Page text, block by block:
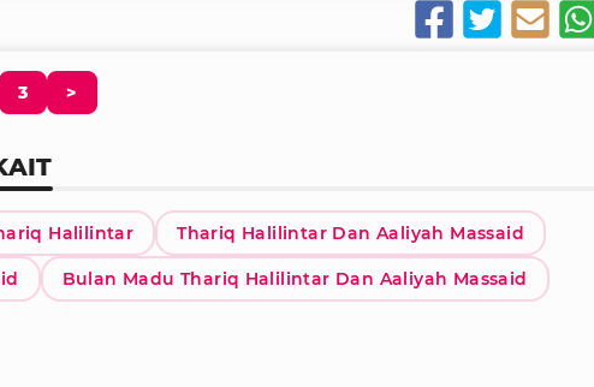
3 >
Halilintar Thariq Halilintar Dan Aaliyah Massaid
Bulan Madu Thariq Halilintar Dan Aaliyah Massaid